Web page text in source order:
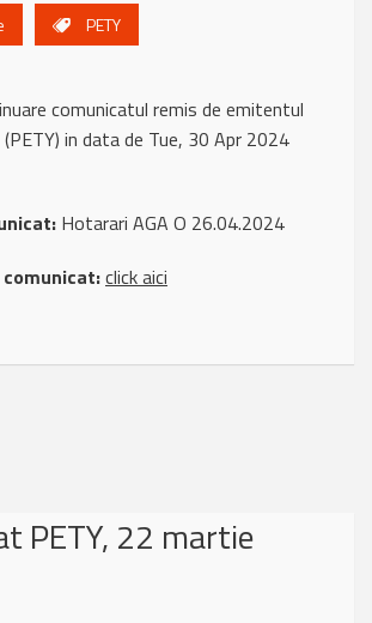
PETY
comunicatul remis de emitentul
(PETY) in data de Tue, 30 Apr 2024
Hotarari AGA O 26.04.2024
click aici
PETY, 22 martie